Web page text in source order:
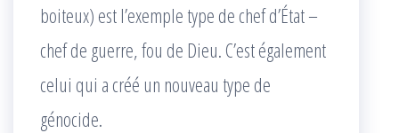
boiteux) est l’exemple type de chef d’État –
chef de guerre, fou de Dieu. C’est également
celui qui a créé un nouveau type de
génocide.